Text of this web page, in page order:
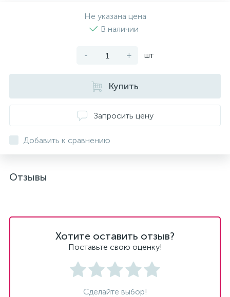
Не указана цена
В наличии
- + шт
Купить
Запросить цену
Добавить к сравнению
Отзывы
Хотите оставить отзыв?
Поставьте свою оценку!
Сделайте выбор!